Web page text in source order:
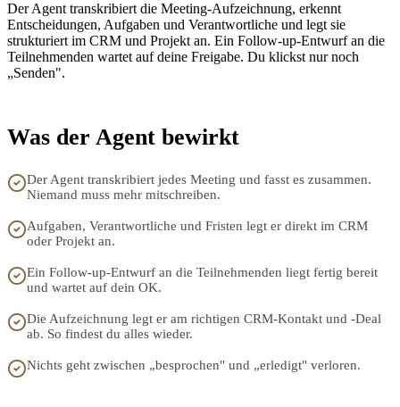
Der Agent transkribiert die Meeting-Aufzeichnung, erkennt
Entscheidungen, Aufgaben und Verantwortliche und legt sie
strukturiert im CRM und Projekt an. Ein Follow-up-Entwurf an die
Teilnehmenden wartet auf deine Freigabe. Du klickst nur noch
„Senden".
Was der Agent bewirkt
Der Agent transkribiert jedes Meeting und fasst es zusammen.
Niemand muss mehr mitschreiben.
Aufgaben, Verantwortliche und Fristen legt er direkt im CRM
oder Projekt an.
Ein Follow-up-Entwurf an die Teilnehmenden liegt fertig bereit
und wartet auf dein OK.
Die Aufzeichnung legt er am richtigen CRM-Kontakt und -Deal
ab. So findest du alles wieder.
Nichts geht zwischen „besprochen" und „erledigt" verloren.